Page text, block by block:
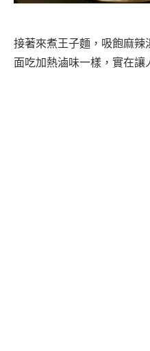
接著來煮王子麵，吸飽麻
面吃加熱滷味一樣，實在讓